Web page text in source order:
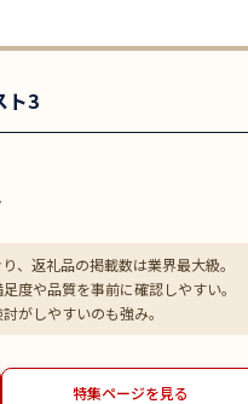
ト3
、返礼品の掲載数は業界最大級。
度や品質を事前に確認しやすい。
がしやすいのも強み。
特集ページを見る